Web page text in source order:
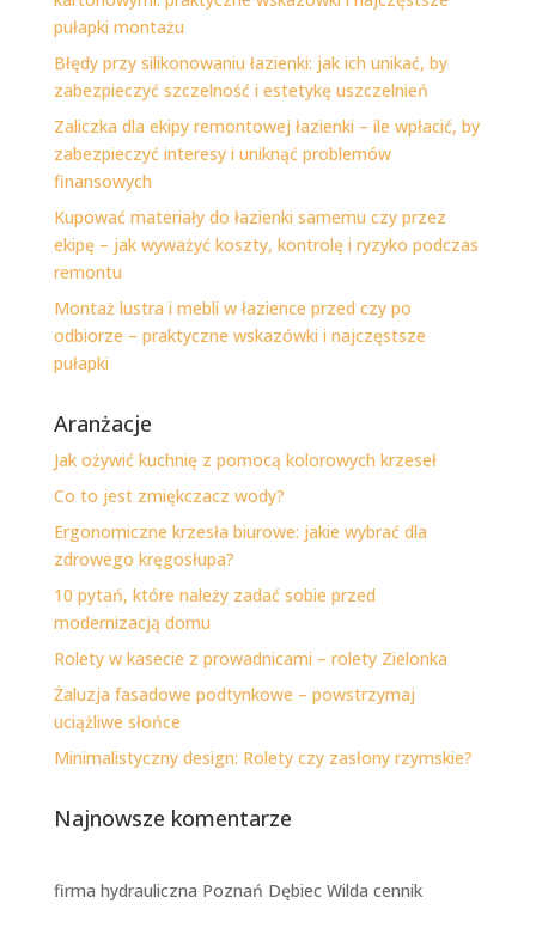
pułapki montażu
Błędy przy silikonowaniu łazienki: jak ich unikać, by
zabezpieczyć szczelność i estetykę uszczelnień
Zaliczka dla ekipy remontowej łazienki – ile wpłacić, by
zabezpieczyć interesy i uniknąć problemów
finansowych
Kupować materiały do łazienki samemu czy przez
ekipę – jak wyważyć koszty, kontrolę i ryzyko podczas
remontu
Montaż lustra i mebli w łazience przed czy po
odbiorze – praktyczne wskazówki i najczęstsze
pułapki
Aranżacje
Jak ożywić kuchnię z pomocą kolorowych krzeseł
Co to jest zmiękczacz wody?
Ergonomiczne krzesła biurowe: jakie wybrać dla
zdrowego kręgosłupa?
10 pytań, które należy zadać sobie przed
modernizacją domu
Rolety w kasecie z prowadnicami – rolety Zielonka
Żaluzja fasadowe podtynkowe – powstrzymaj
uciążliwe słońce
Minimalistyczny design: Rolety czy zasłony rzymskie?
Najnowsze komentarze
firma hydrauliczna Poznań Dębiec Wilda cennik